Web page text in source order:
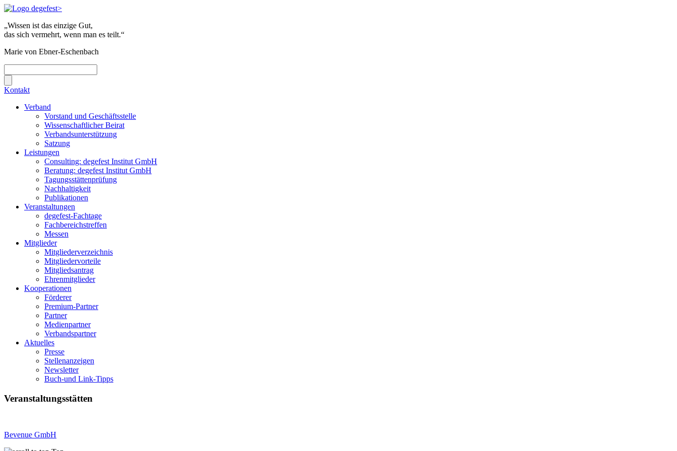
„Wissen ist das einzige Gut,
das sich vermehrt, wenn man es teilt.“
Marie von Ebner-Eschenbach
Kontakt
Verband
Vorstand und Geschäftsstelle
Wissenschaftlicher Beirat
Verbandsunterstützung
Satzung
Leistungen
Consulting: degefest Institut GmbH
Beratung: degefest Institut GmbH
Tagungsstättenprüfung
Nachhaltigkeit
Publikationen
Veranstaltungen
degefest-Fachtage
Fachbereichstreffen
Messen
Mitglieder
Mitgliederverzeichnis
Mitgliedervorteile
Mitgliedsantrag
Ehrenmitglieder
Kooperationen
Förderer
Premium-Partner
Partner
Medienpartner
Verbandspartner
Aktuelles
Presse
Stellenanzeigen
Newsletter
Buch-und Link-Tipps
Veranstaltungsstätten
Bevenue GmbH